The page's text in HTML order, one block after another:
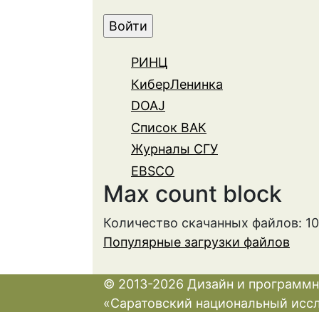
РИНЦ
КиберЛенинка
DOAJ
Список ВАК
Журналы СГУ
EBSCO
Max count block
Количество скачанных файлов:
Популярные загрузки файлов
© 2013-2026 Дизайн и
«Саратовский национальный